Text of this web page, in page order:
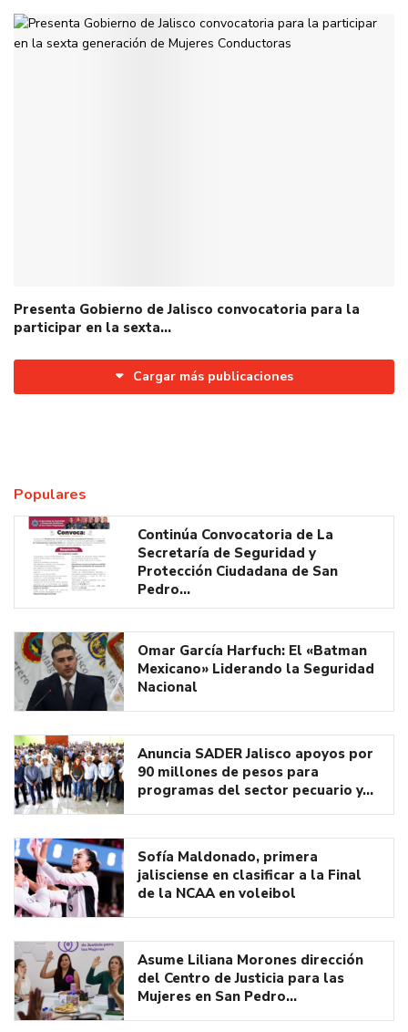
Presenta Gobierno de Jalisco convocatoria para la
participar en la sexta…
Cargar más publicaciones
Populares
Continúa Convocatoria de La
Secretaría de Seguridad y
Protección Ciudadana de San
Pedro…
Omar García Harfuch: El «Batman
Mexicano» Liderando la Seguridad
Nacional
Anuncia SADER Jalisco apoyos por
90 millones de pesos para
programas del sector pecuario y…
Sofía Maldonado, primera
jalisciense en clasificar a la Final
de la NCAA en voleibol
Asume Liliana Morones dirección
del Centro de Justicia para las
Mujeres en San Pedro…